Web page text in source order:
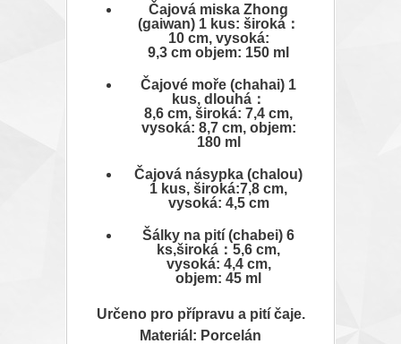
Čajová miska Zhong
(gaiwan) 1 kus: široká：
10 cm, vysoká:
9,3 cm objem: 150 ml
Čajové moře (chahai) 1
kus, dlouhá：
8,6 cm, široká: 7,4 cm,
vysoká: 8,7 cm, objem:
180 ml
Čajová násypka (chalou)
1 kus, široká:7,8 cm,
vysoká: 4,5 cm
Šálky na pití (chabei) 6
ks,široká：5,6 cm,
vysoká: 4,4 cm,
objem: 45 ml
Určeno pro přípravu a pití čaje.
Materiál: Porcelán